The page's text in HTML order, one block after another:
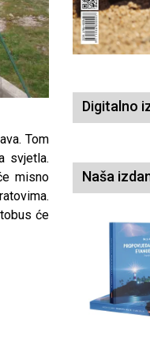
Tom
svjetla.
misno
će
Digitalno
Naša